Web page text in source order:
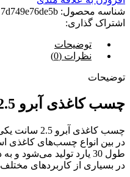
شناسه محصول: 7d749e76de5b
اشتراک گذاری:
توضیحات
نظرات (0)
توضیحات
چسب کاغذی آبرو 2.5 سانت
چسب کاغذی
طول 30 یارد تولید
در بسیاری از کاربردهای